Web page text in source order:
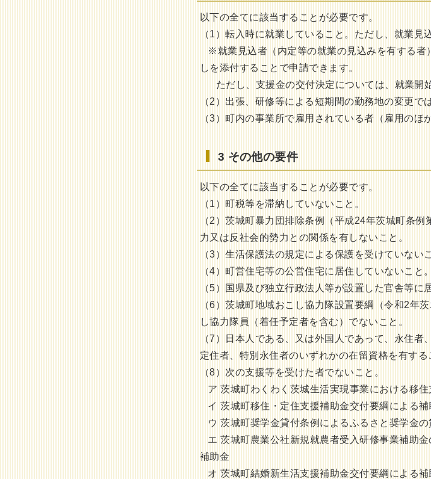
以下の全てに該当することが必要です。
（1）転入時に就業していること。ただし、就業見
※就業見込者（内定等の就業の見込みを有する者
しを添付することで申請できます。
ただし、支援金の交付決定については、就業開
（2）出張、研修等による短期間の勤務地の変更で
（3）町内の事業所で雇用されている者（雇用のほ
3 その他の要件
以下の全てに該当することが必要です。
（1）町税等を滞納していないこと。
（2）茨城町暴力団排除条例（平成24年茨城町条
力又は反社会的勢力との関係を有しないこと。
（3）生活保護法の規定による保護を受けていない
（4）町営住宅等の公営住宅に居住していないこと。
（5）国県及び独立行政法人等が設置した官舎等に
（6）茨城町地域おこし協力隊設置要綱（令和2年
し協力隊員（着任予定者を含む）でないこと。
（7）日本人である、又は外国人であって、永住者
定住者、特別永住者のいずれかの在留資格を有する
（8）次の支援等を受けた者でないこと。
ア 茨城町わくわく茨城生活実現事業における移
イ 茨城町移住・定住支援補助金交付要綱による補
ウ 茨城町奨学金貸付条例によるふるさと奨学金の
エ 茨城町農業公社新規就農者受入研修事業補助
補助金
オ 茨城町結婚新生活支援補助金交付要綱による補